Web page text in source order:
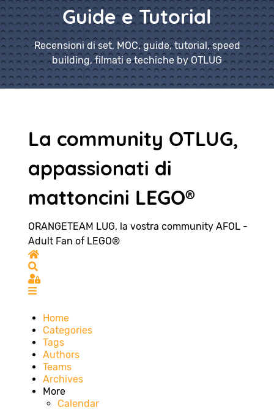
Guide e Tutorial
Recensioni di set, MOC, guide, tutorial, speed
building, filmati e techiche by OTLUG
La community OTLUG,
appassionati di
mattoncini LEGO®
ORANGETEAM LUG, la vostra community AFOL -
Adult Fan of LEGO®
Home
Sign In
Home
Categories
Tags
Authors
Teams
Archives
More
Calendar